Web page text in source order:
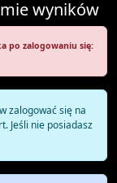
wyników
po zalogowaniu się:
zalogować się na
Jeśli nie posiadasz